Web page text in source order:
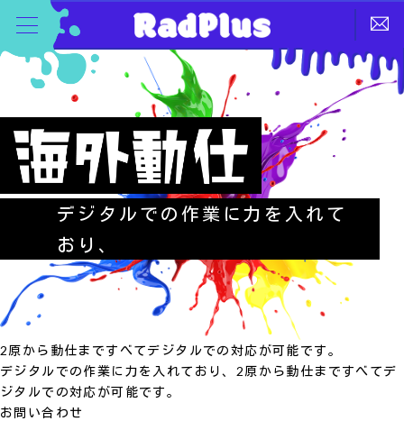
デジタルでの作業に力を入れて
おり、
2原から動仕まですべてデジタルでの対応が可能です。
デジタルでの作業に力を入れており、2原から動仕まですべてデ
ジタルでの対応が可能です。
お問い合わせ